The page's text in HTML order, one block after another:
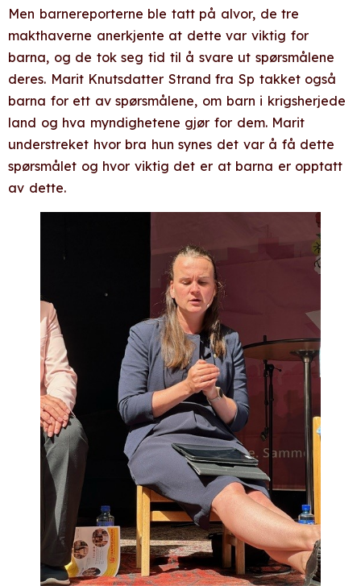
Men barnereporterne ble tatt på alvor, de tre
makthaverne anerkjente at dette var viktig for
barna, og de tok seg tid til å svare ut spørsmålene
deres. Marit Knutsdatter Strand fra Sp takket også
barna for ett av spørsmålene, om barn i krigsherjede
land og hva myndighetene gjør for dem. Marit
understreket hvor bra hun synes det var å få dette
spørsmålet og hvor viktig det er at barna er opptatt
av dette.